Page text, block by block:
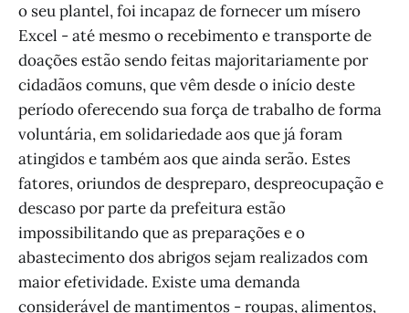
o seu plantel, foi incapaz de fornecer um mísero
Excel - até mesmo o recebimento e transporte de
doações estão sendo feitas majoritariamente por
cidadãos comuns, que vêm desde o início deste
período oferecendo sua força de trabalho de forma
voluntária, em solidariedade aos que já foram
atingidos e também aos que ainda serão. Estes
fatores, oriundos de despreparo, despreocupação e
descaso por parte da prefeitura estão
impossibilitando que as preparações e o
abastecimento dos abrigos sejam realizados com
maior efetividade. Existe uma demanda
considerável de mantimentos - roupas, alimentos,